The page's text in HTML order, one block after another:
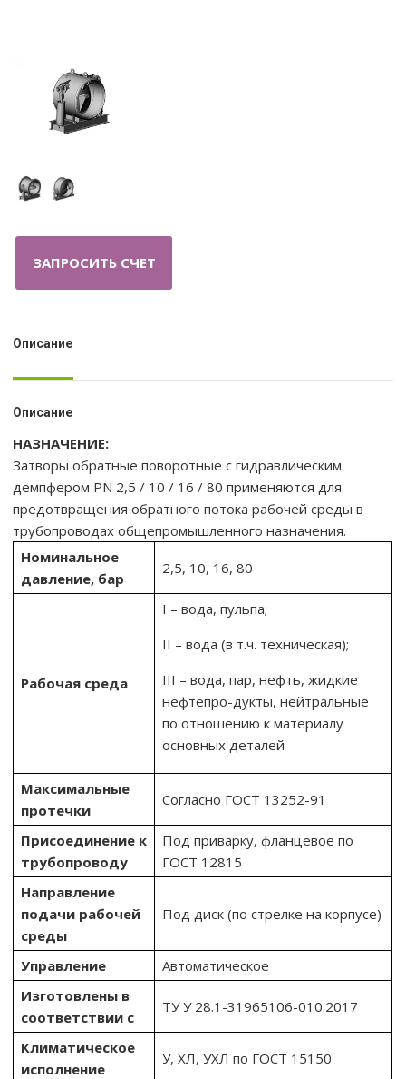
ЗАПРОСИТЬ СЧЕТ
Описание
Описание
НАЗНАЧЕНИЕ:
Затворы обратные поворотные с гидравлическим
демпфером PN 2,5 / 10 / 16 / 80 применяются для
предотвращения обратного потока рабочей среды в
трубопроводах общепромышленного назначения.
Номинальное
давление, бар
2,5, 10, 16, 80
Рабочая среда
I – вода, пульпа;
II – вода (в т.ч. техническая);
III – вода, пар, нефть, жидкие
нефтепро-дукты, нейтральные
по отношению к материалу
основных деталей
Максимальные
протечки
Согласно ГОСТ 13252-91
Присоединение к
трубопроводу
Под приварку, фланцевое по
ГОСТ 12815
Направление
подачи рабочей
среды
Под диск (по стрелке на корпусе)
Управление
Автоматическое
Изготовлены в
соответствии с
ТУ У 28.1-31965106-010:2017
Климатическое
исполнение
У, ХЛ, УХЛ по ГОСТ 15150